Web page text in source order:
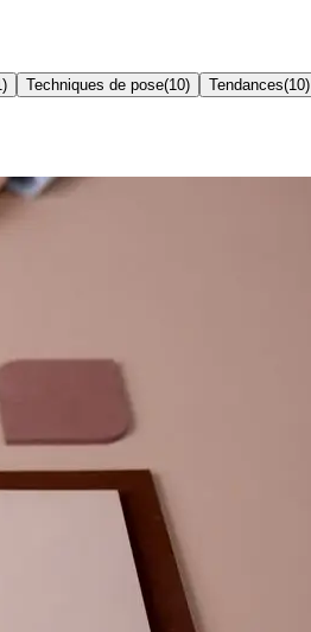
) Techniques de pose(10) Tendances(10)